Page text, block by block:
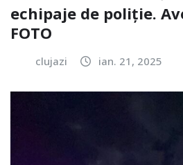
echipaje de poliție.
FOTO
clujazi ian. 21, 2025